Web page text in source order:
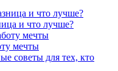
и что лучше?
мечты